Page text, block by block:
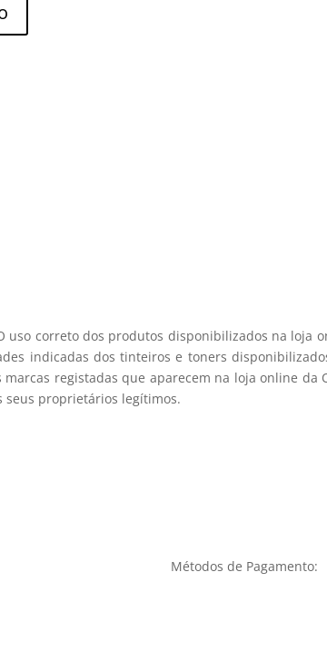
uso correto dos produtos disponibilizados na loja
indicadas dos tinteiros e toners
registadas que aparecem na loja online
seus proprietários legítimos.
Métodos de Pagamento: